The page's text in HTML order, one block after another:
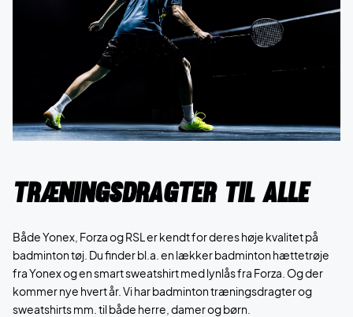
Træningsdragter til alle
Både Yonex, Forza og RSL er kendt for deres høje kvalitet på
badminton tøj. Du finder bl.a. en lækker badminton hættetrøje
fra Yonex og en smart sweatshirt med lynlås fra Forza. Og der
kommer nye hvert år. Vi har badminton træningsdragter og
sweatshirts mm. til både herre, damer og børn.